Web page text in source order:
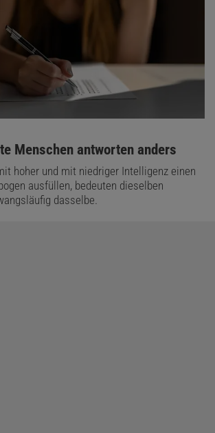
Menschen antworten anders
hoher und mit niedriger Intelligenz einen
ausfüllen, bedeuten dieselben
dasselbe.